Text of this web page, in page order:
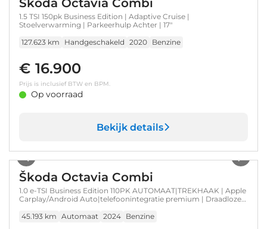
Škoda Octavia Combi
1.5 TSI 150pk Business Edition | Adaptive Cruise |
Stoelverwarming | Parkeerhulp Achter | 17"
127.623 km
Handgeschakeld 2020 Benzine
€ 16.900
Prijs is inclusief BTW en BPM.
Op voorraad
Bekijk details
Škoda Octavia Combi
1.0 e-TSI Business Edition 110PK AUTOMAAT|TREKHAAK | Apple
Carplay/Android Auto|telefoonintegratie premium | Draadloze
45.193 km Automaat 2024 Benzine